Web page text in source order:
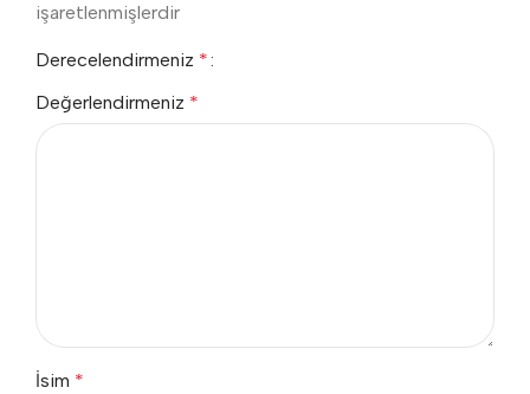
işaretlenmişlerdir
Derecelendirmeniz *
Değerlendirmeniz *
İsim *